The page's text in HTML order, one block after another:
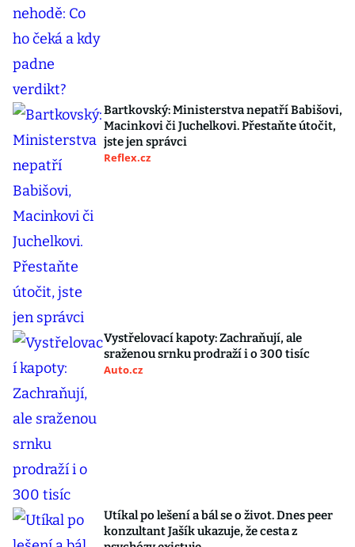
Bartkovský: Ministerstva nepatří Babišovi,
Macinkovi či Juchelkovi. Přestaňte útočit,
jste jen správci
Reflex.cz
Vystřelovací kapoty: Zachraňují, ale
sraženou srnku prodraží i o 300 tisíc
Auto.cz
Utíkal po lešení a bál se o život. Dnes peer
konzultant Jašík ukazuje, že cesta z